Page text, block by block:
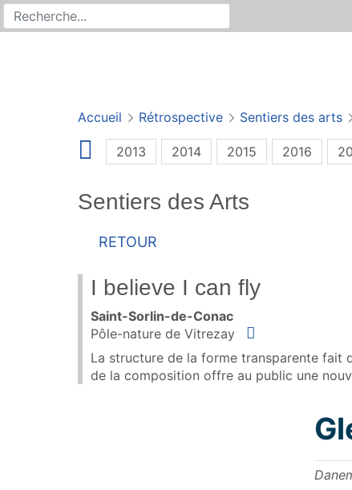
Recherche sur le site
Rechercher
Accueil Rétrospective Sentiers des arts
2013 2014 2015 2016
Sentiers des Arts
Retour
I believe I can fly
Saint-Sorlin-de-Conac
Pôle-nature de Vitrezay
Situer
La structure de la forme transparente fait
de la composition offre au public une